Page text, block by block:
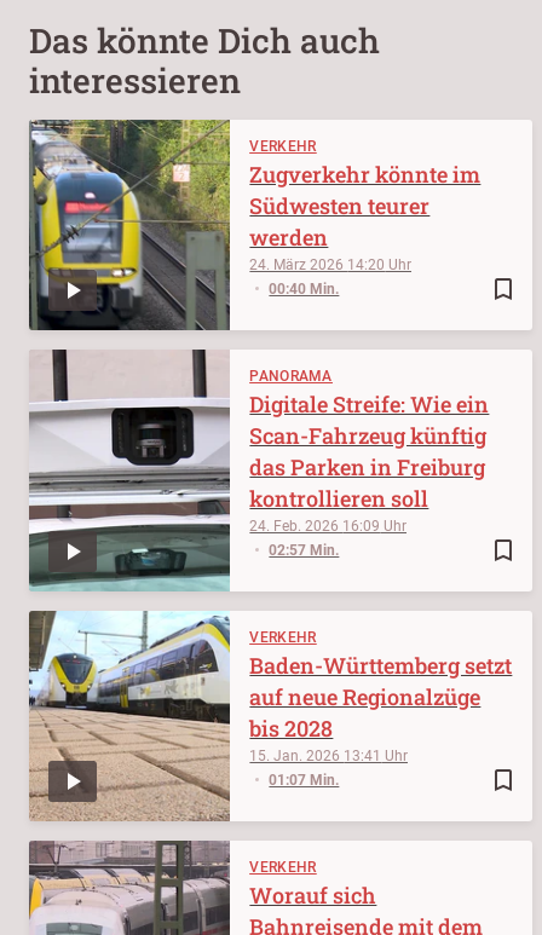
Das könnte Dich auch
interessieren
VERKEHR
bookmark_border
24. März 2026 14:20
00:40 Min.
Zugverkehr könnte im
Südwesten teurer
werden
PANORAMA
bookmark_border
24. Feb. 2026 16:09
02:57 Min.
Digitale Streife: Wie ein
Scan-Fahrzeug künftig
das Parken in Freiburg
kontrollieren soll
VERKEHR
bookmark_border
15. Jan. 2026 13:41
01:07 Min.
Baden-Württemberg setzt
auf neue Regionalzüge
bis 2028
VERKEHR
Worauf sich
Bahnreisende mit dem